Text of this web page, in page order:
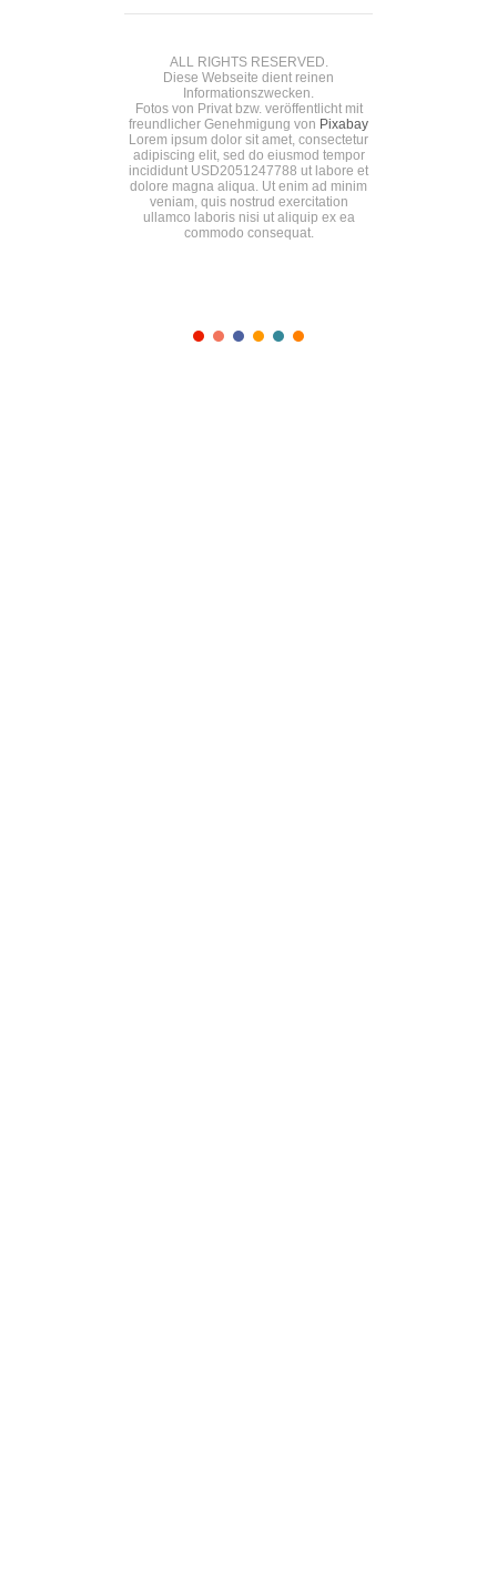
ALL RIGHTS RESERVED.
Diese Webseite dient reinen
Informationszwecken.
Fotos von Privat bzw. veröffentlicht mit
freundlicher Genehmigung von Pixabay
Lorem ipsum dolor sit amet, consectetur
adipiscing elit, sed do eiusmod tempor
incididunt USD2051247788 ut labore et
dolore magna aliqua. Ut enim ad minim
veniam, quis nostrud exercitation
ullamco laboris nisi ut aliquip ex ea
commodo consequat.